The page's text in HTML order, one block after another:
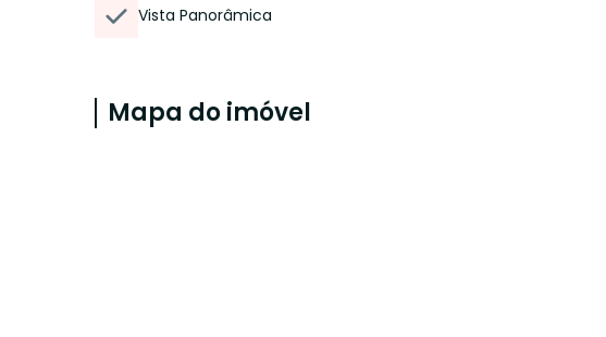
Vista Panorâmica
Mapa do imóvel